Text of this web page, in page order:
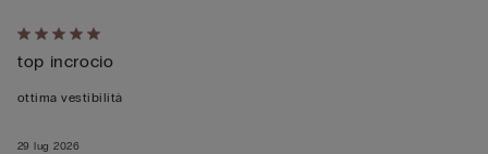
Valutato
5
su
29 lug 2026
top incrocio
ottima vestibilità